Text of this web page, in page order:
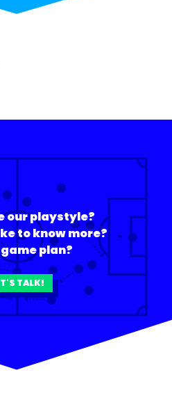
our playstyle?
to know more?
plan?
TALK!